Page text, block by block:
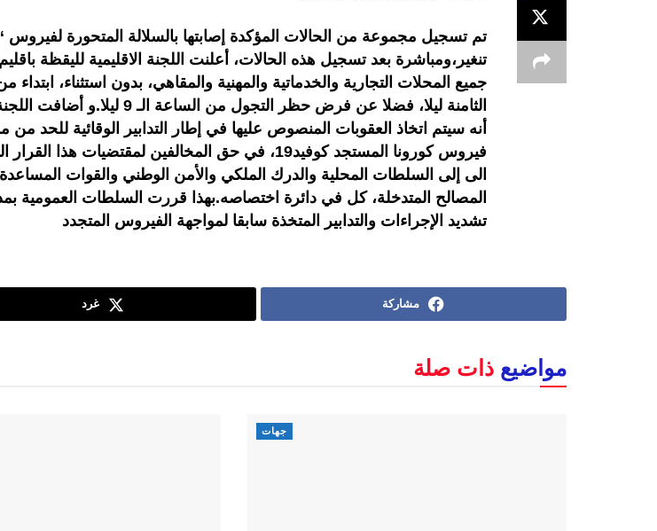
تم تسجيل مجموعة من الحالات المؤكدة إصابتها بالسلالة المتحورة لفيروس
تنغير،ومباشرة بعد تسجيل هذه الحالات، أعلنت اللجنة الاقليمية لليقظة
جميع المحلات التجارية والخدماتية والمهنية والمقاهي، بدون استثناء، ابتداء
الثامنة ليلا، فضلا عن فرض حظر التجول من الساعة
أنه سيتم اتخاذ العقوبات المنصوص عليها في إطار التدابير الوقائية للحد
فيروس كورونا المستجد كوفيد19، في حق المخالفين لمقتضيات هذا
الى إلى السلطات المحلية والدرك الملكي والأمن الوطني والقوات
المصالح المتدخلة، كل في دائرة اختصاصه.بهذا قررت السلطات العمومية
تشديد الإجراءات والتدابير المتخذة سابقا لمواجهة الفيروس المتجدد
مشاركة غرد
مواضيع ذات صلة
جهات